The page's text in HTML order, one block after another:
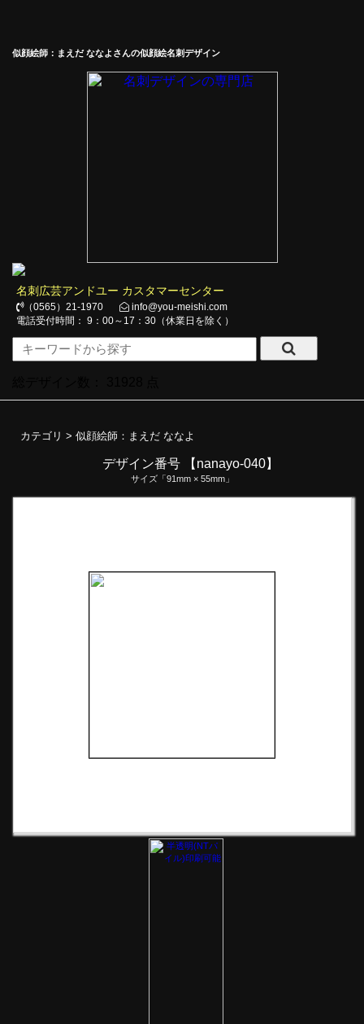
似顔絵師：まえだ ななよさんの似顔絵名刺デザイン
名刺広芸アンドユー カスタマーセンター
（0565）21-1970
info@you-meishi.com
電話受付時間： 9：00～17：30（休業日を除く）
カテゴリ > 似顔絵師：まえだ ななよ
デザイン番号 【nanayo-040】
サイズ「91mm × 55mm」